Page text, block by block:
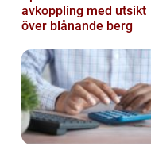
avkoppling med utsikt
över blånande berg